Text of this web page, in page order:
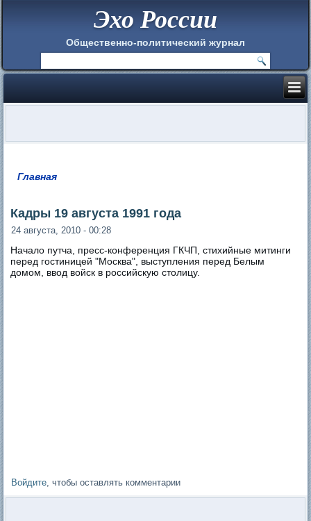
Эхо России
Общественно-политический журнал
Главная
Кадры 19 августа 1991 года
24 августа, 2010 - 00:28
Начало путча, пресс-конференция ГКЧП, стихийные митинги
перед гостиницей "Москва", выступления перед Белым
домом, ввод войск в российскую столицу.
Войдите, чтобы оставлять комментарии